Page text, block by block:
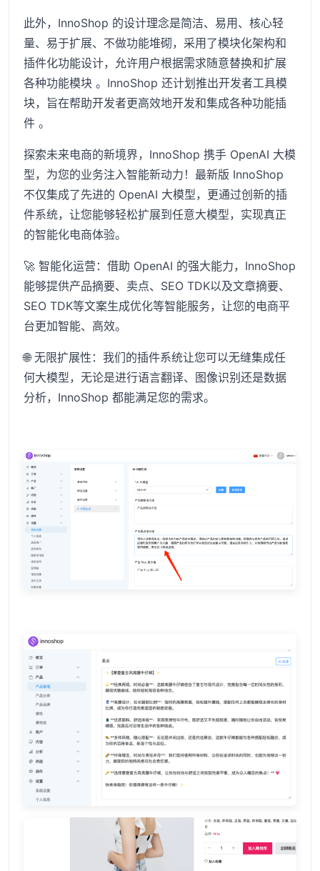
此外，InnoShop 的设计理念是简洁、易用、核心轻
量、易于扩展、不做功能堆砌，采用了模块化架构和
插件化功能设计，允许用户根据需求随意替换和扩展
各种功能模块 。InnoShop 还计划推出开发者工具模
块，旨在帮助开发者更高效地开发和集成各种功能插
件 。
探索未来电商的新境界，InnoShop 携手 OpenAI 大模
型，为您的业务注入智能新动力！最新版 InnoShop
不仅集成了先进的 OpenAI 大模型，更通过创新的插
件系统，让您能够轻松扩展到任意大模型，实现真正
的智能化电商体验。
🚀 智能化运营：借助 OpenAI 的强大能力，InnoShop
能够提供产品摘要、卖点、SEO TDK以及文章摘要、
SEO TDK等文案生成优化等智能服务，让您的电商平
台更加智能、高效。
🌐 无限扩展性：我们的插件系统让您可以无缝集成任
何大模型，无论是进行语言翻译、图像识别还是数据
分析，InnoShop 都能满足您的需求。